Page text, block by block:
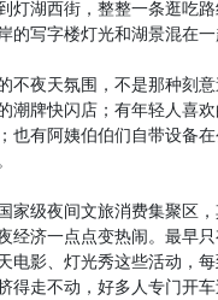
灯湖西街，整整一条逛吃
的写字楼灯光和湖景混在
不夜天氛围，不是那种刻
潮牌快闪店；有年轻人喜
也有阿姨伯伯们自带设备
家级夜间文旅消费集聚区
经济一点点变热闹。最早
电影、灯光秀这些活动，
得走不动，好多人专门开